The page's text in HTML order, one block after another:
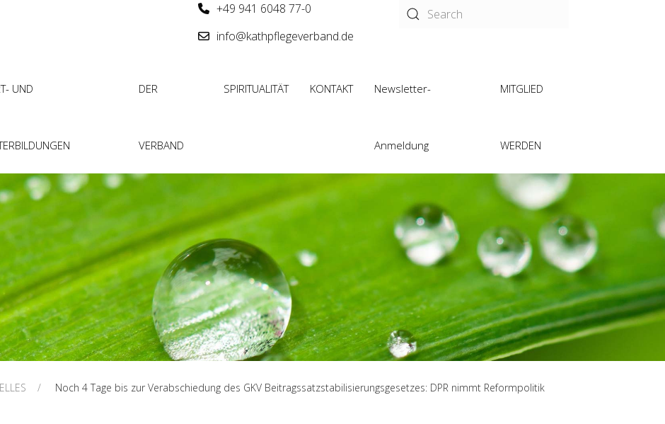
+49 941 6048 77-0
info@kathpflegeverband.de
UND DER
VERBAND
SPIRITUALITÄT KONTAKT Newsletter-
Anmeldung
MITGLIED
WERDEN
Noch 4 Tage bis zur Verabschiedung des GKV Beitragssatzstabilisierungsgesetzes: DPR nimmt Reformpolitik